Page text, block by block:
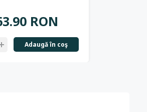
RON
Adaugă în coş